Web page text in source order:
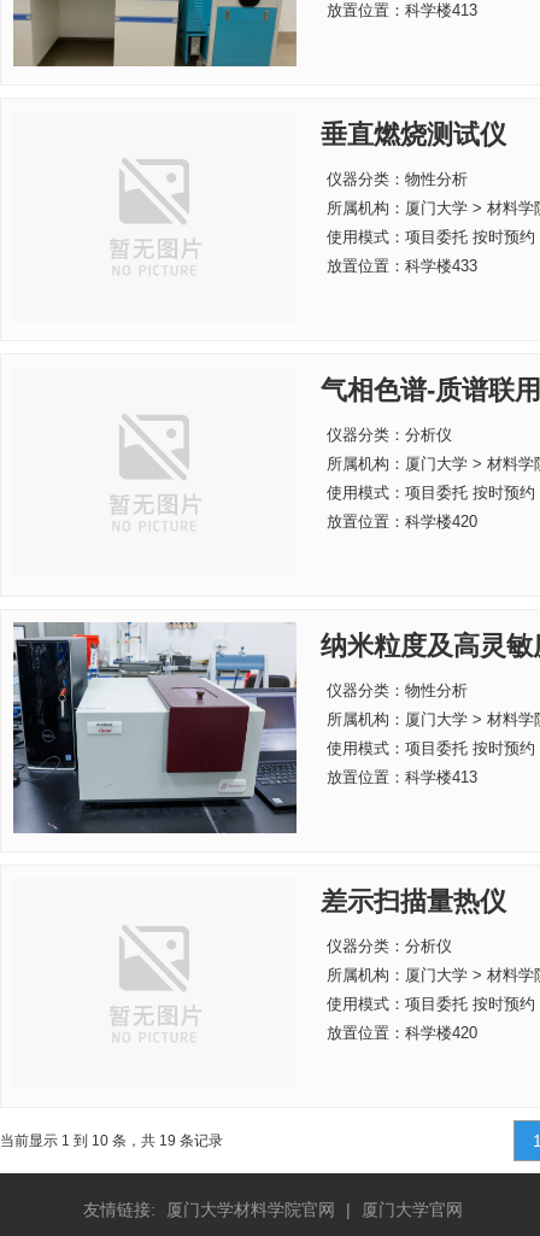
放置位置：科学楼413
垂直燃烧测试仪
仪器分类：物性分析
所属机构： 厦门大学 > 材料学
使用模式：项目委托 按时预约
放置位置：科学楼433
气相色谱-质谱联
仪器分类：分析仪
所属机构： 厦门大学 > 材料学
使用模式：项目委托 按时预约
放置位置：科学楼420
纳米粒度及高灵
仪器分类：物性分析
所属机构： 厦门大学 > 材料学
使用模式：项目委托 按时预约
放置位置：科学楼413
差示扫描量热仪
仪器分类：分析仪
所属机构： 厦门大学 > 材料学
使用模式：项目委托 按时预约
放置位置：科学楼420
当前显示 1 到 10 条，共 19 条记录
友情链接: 厦门大学材料学院官网 | 厦门大学官网